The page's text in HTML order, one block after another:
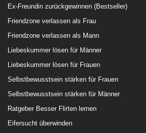
Ex-Freundin zurückgewinnen (Bestseller)
Friendzone verlassen als Frau
Friendzone verlassen als Mann
Liebeskummer lösen für Männer
Liebeskummer lösen für Frauen
Selbstbewusstsein stärken für Frauen
Selbstbewusstsein stärken für Männer
Ratgeber Besser Flirten lernen
Eifersucht überwinden